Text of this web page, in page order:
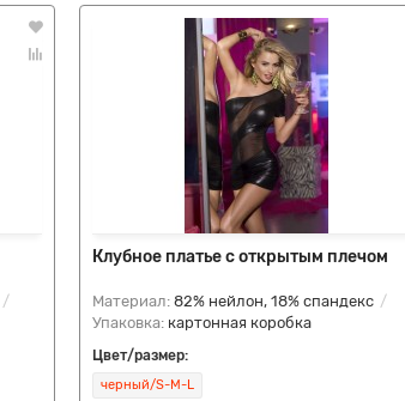
Клубное платье с открытым плечом
Материал: 82% нейлон, 18% спандекс
Упаковка: картонная коробка
Цвет/размер:
черный/S-M-L